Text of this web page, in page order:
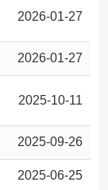
2026-01-27
2026-01-27
2025-10-11
2025-09-26
2025-06-25